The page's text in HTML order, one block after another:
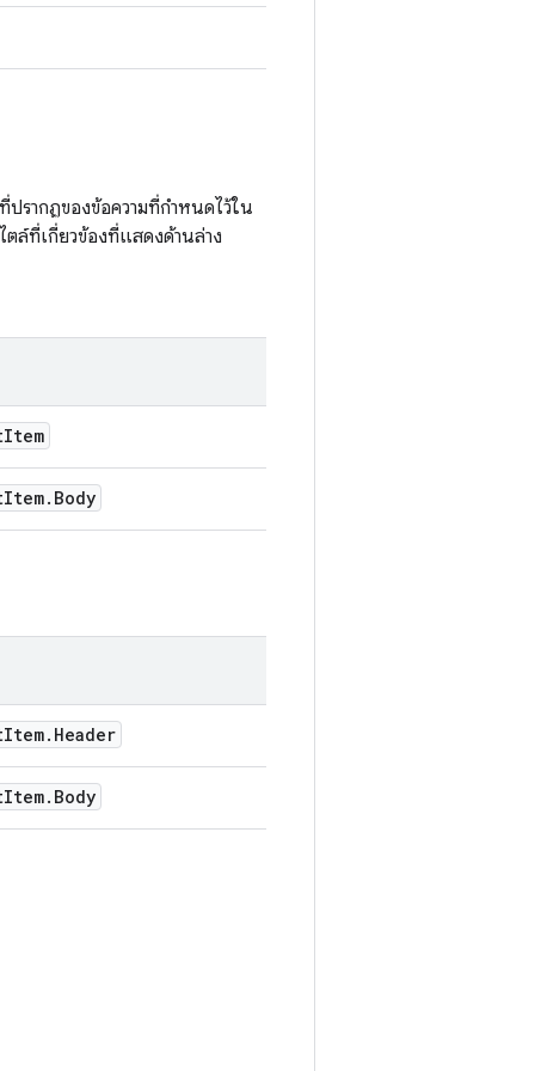
รากฏของข้อความที่กําหนดไว้ใน
ตล์ที่เกี่ยวข้องที่แสดงด้านล่าง
Item
Item. Body
Item. Header
Item. Body